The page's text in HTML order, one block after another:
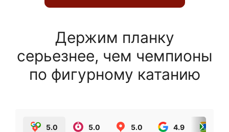
Держим планку
серьезнее, чем чемпионы
по фигурному катанию
5.0 5.0 5.0 4.9